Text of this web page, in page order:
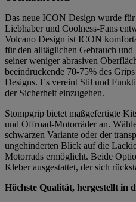
Das neue ICON Design wurde
Liebhaber und Coolness-Fans
Volcano Design ist ICON
für den alltäglichen Gebrauch
seiner weniger abrasiven
beeindruckende 70-75% des
Designs. Es vereint Stil und
der Sicherheit einzugehen.
Stompgrip bietet maßgefertigte
und Offroad-Motorräder an.
schwarzen Variante oder der
ungehinderten Blick auf die
Motorrads ermöglicht. Beide
Kleber ausgestattet, der sich
Höchste Qualität, hergestellt in